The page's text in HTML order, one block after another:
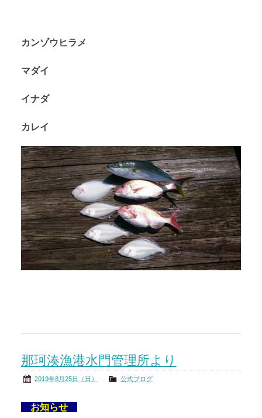
カンゾウヒラメ
マダイ
イナダ
カレイ
那珂湊漁港水門管理所より
2019年8月25日（日） 公式ブログ
お知らせ